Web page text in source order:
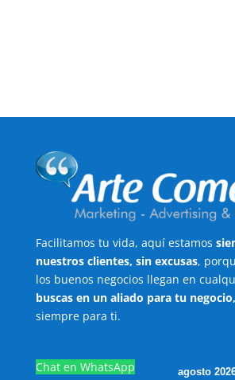
Facilitamos tu vida, aquí estamos
nuestros clientes, sin excusas,
los buenos negocios llegan en
buscas en un aliado para tu
siempre para ti.
Chat en WhatsApp agosto